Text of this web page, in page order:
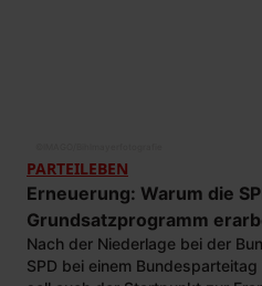
PARTEILEBEN
Erneuerung: Warum die
Grundsatzprogramm
Nach der Niederlage bei der
SPD bei einem